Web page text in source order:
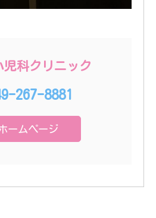
児科クリニック
267-8881
ームページ